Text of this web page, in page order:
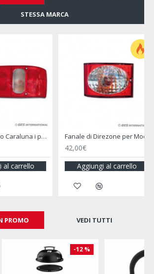
STESSA MARCA
Fanale di Direzone per Modulo Componibile Lampadina Arancione - JOKON
carrello
Fanale di Indicatore di Direzione
17,90€
Aggiungi al carrello
PROMO VEDI TUTTI